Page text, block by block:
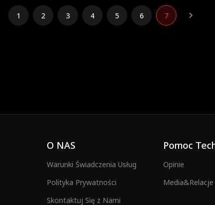
1 2 3 4 5 6 7
O NAS
Warunki Świadczenia Usług
Polityka Prywatności
Skontaktuj Się z Nami
Pomoc
Opinie
Media&Relacje